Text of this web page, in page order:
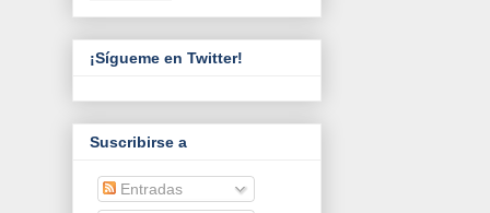
¡Sígueme en Twitter!
Suscribirse a
Entradas